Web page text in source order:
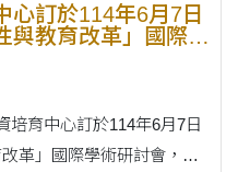
心訂於114年6月7日
與教育改革」國際學
中， 徵稿期限至
革」國際學術研討會，即